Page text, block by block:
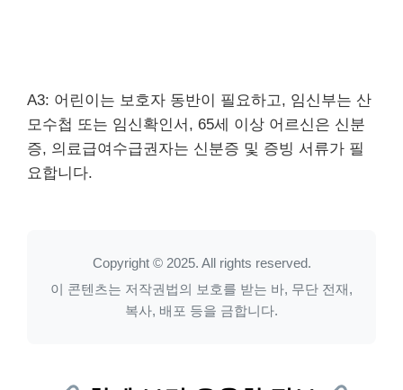
A3: 어린이는 보호자 동반이 필요하고, 임신부는 산
모수첩 또는 임신확인서, 65세 이상 어르신은 신분
증, 의료급여수급권자는 신분증 및 증빙 서류가 필
요합니다.
Copyright © 2025. All rights reserved.
이 콘텐츠는 저작권법의 보호를 받는 바, 무단 전재,
복사, 배포 등을 금합니다.